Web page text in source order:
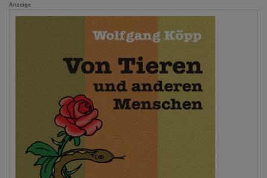
Anzeige